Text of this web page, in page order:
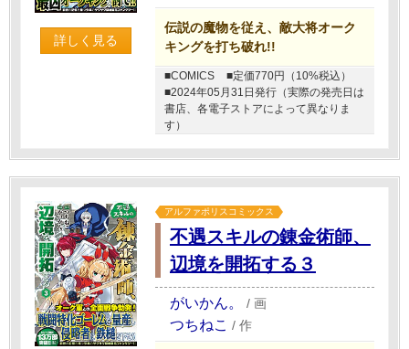
詳しく見る
伝説の魔物を従え、敵大将オーク
キングを打ち破れ!!
■COMICS
■定価770円（10%税込）
■2024年05月31日発行（実際の発売日は
書店、各電子ストアによって異なりま
す）
アルファポリスコミックス
不遇スキルの錬金術師、
辺境を開拓する３
がいかん。 / 画
つちねこ / 作